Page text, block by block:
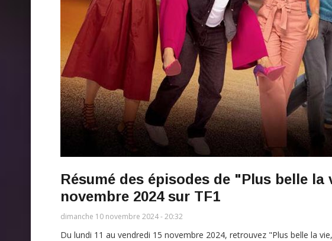
Résumé des épisodes de "Plus belle la
novembre 2024 sur TF1
dimanche 10 novembre 2024 - 20:32
Du lundi 11 au vendredi 15 novembre 2024, retrouvez "Plus belle la